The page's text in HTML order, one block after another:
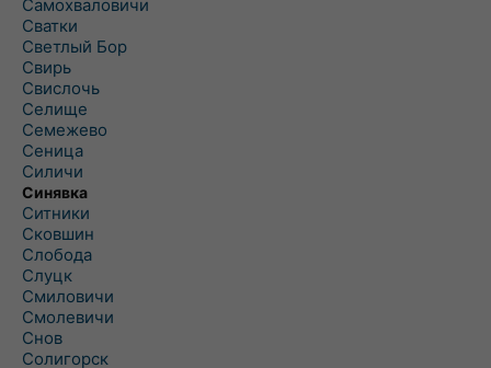
Самохваловичи
Сватки
Светлый Бор
Свирь
Свислочь
Селище
Семежево
Сеница
Силичи
Синявка
Ситники
Сковшин
Слобода
Слуцк
Смиловичи
Смолевичи
Снов
Солигорск